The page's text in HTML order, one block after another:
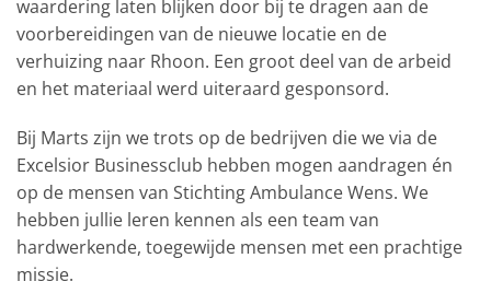
waardering laten blijken door bij te dragen aan de
voorbereidingen van de nieuwe locatie en de
verhuizing naar Rhoon. Een groot deel van de arbeid
en het materiaal werd uiteraard gesponsord.
Bij Marts zijn we trots op de bedrijven die we via de
Excelsior Businessclub hebben mogen aandragen én
op de mensen van Stichting Ambulance Wens. We
hebben jullie leren kennen als een team van
hardwerkende, toegewijde mensen met een prachtige
missie.